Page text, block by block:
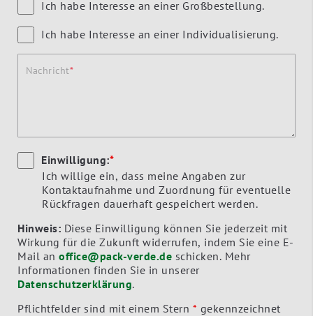
Ich habe Interesse an einer Großbestellung.
Ich habe Interesse an einer Individualisierung.
Nachricht
Einwilligung:*
Ich willige ein, dass meine Angaben zur
Kontaktaufnahme und Zuordnung für eventuelle
Rückfragen dauerhaft gespeichert werden.
Hinweis: Diese Einwilligung können Sie jederzeit mit
Wirkung für die Zukunft widerrufen, indem Sie eine E-
Mail an office@pack-verde.de
Informationen finden Sie in unserer
Datenschutzerklärung.
Pflichtfelder sind mit einem Stern * gekennzeichnet